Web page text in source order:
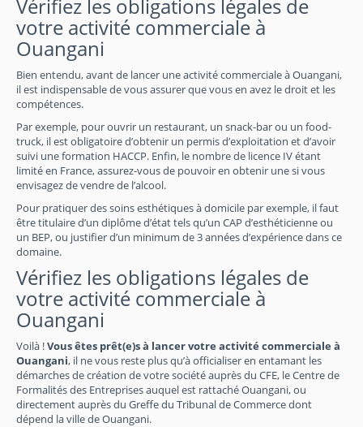
Vérifiez les obligations légales de
votre activité commerciale à
Ouangani
Bien entendu, avant de lancer une activité commerciale à Ouangani,
il est indispensable de vous assurer que vous en avez le droit et les
compétences.
Par exemple, pour ouvrir un restaurant, un snack-bar ou un food-
truck, il est obligatoire d’obtenir un permis d’exploitation et d’avoir
suivi une formation HACCP. Enfin, le nombre de licence IV étant
limité en France, assurez-vous de pouvoir en obtenir une si vous
envisagez de vendre de l’alcool.
Pour pratiquer des soins esthétiques à domicile par exemple, il faut
être titulaire d’un diplôme d’état tels qu’un CAP d’esthéticienne ou
un BEP, ou justifier d’un minimum de 3 années d’expérience dans ce
domaine.
Vérifiez les obligations légales de
votre activité commerciale à
Ouangani
Voilà !Vous êtes prêt(e)s à lancer votre activité commerciale à
Ouangani, il ne vous reste plus qu’à officialiser en entamant les
démarches de création de votre société auprès du CFE, le Centre de
Formalités des Entreprises auquel est rattaché Ouangani, ou
directement auprès du Greffe du Tribunal de Commerce dont
dépend la ville de Ouangani.